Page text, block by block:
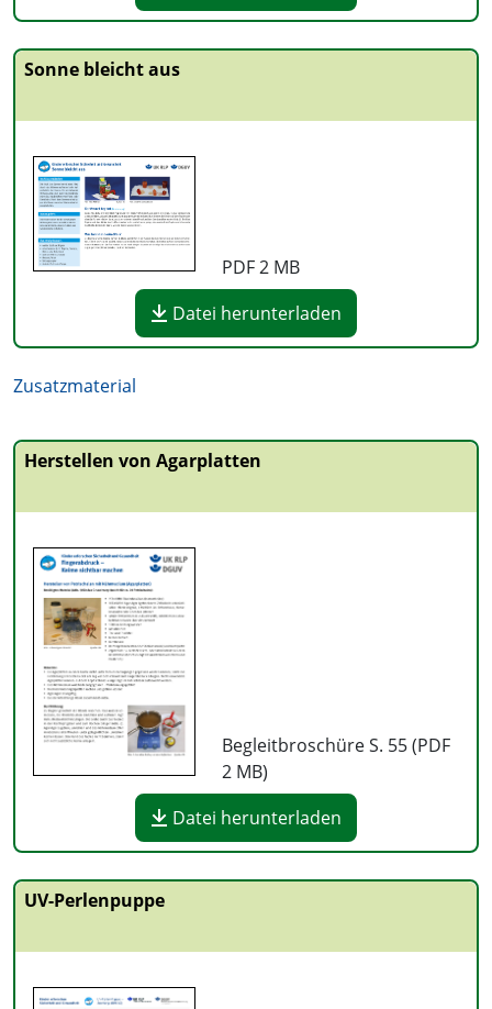
Sonne bleicht aus
PDF2 MB
Datei herunterladen
Zusatzmaterial
Herstellen von Agarplatten
Begleitbroschüre S. 55 (PDF
2 MB)
Datei herunterladen
UV-Perlenpuppe